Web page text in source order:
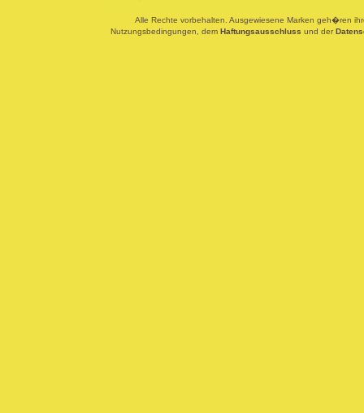
Alle Rechte vorbehalten. Ausgewiesene Marken geh�ren
Nutzungsbedingungen, dem Haftungsausschluss und der